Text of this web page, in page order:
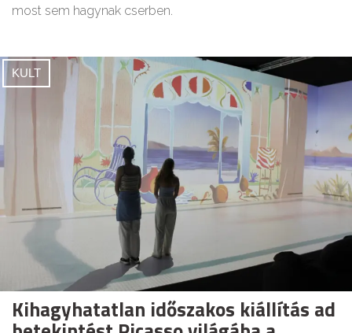
most sem hagynak cserben.
KULT
Kihagyhatatlan időszakos kiállítás ad